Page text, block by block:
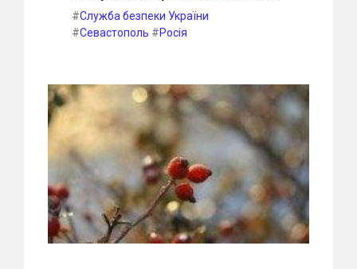
#Служба безпеки України
#Севастополь #Росія